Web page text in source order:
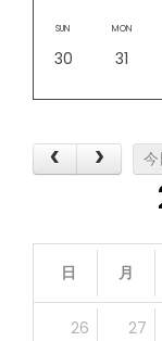
SUN
30
MON
31
今
日 月
26 27